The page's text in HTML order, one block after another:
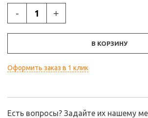
- +
В КОРЗИНУ
Оформить заказ в 1 клик
Есть вопросы? Задайте их нашему